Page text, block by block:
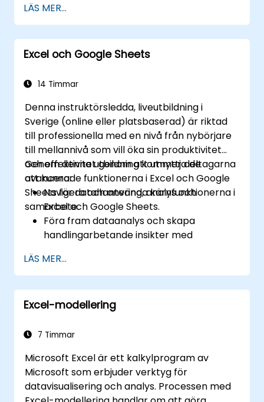
dataanalys.
Skapa och hantera pivottabeller och
diagram för datavisualisering.
Använd verktyg som Power Query, Power
Automatisera uppgifter med hjälp av
arbetsflöden.
LÄS MER...
Excel och Google Sheets
14 Timmar
Denna instruktörsledda, liveutbildning i
Sverige (online eller platsbaserad) är riktad
till professionella med en nivå från nybörjare
till mellannivå som vill öka sin produktivitet
och effektivitet genom att utnyttja de
avancerade funktionerna i Excel och Google
Sheets för datahantering, analys och
samarbete.
Genom denna utbildning kommer deltagarna
att kunna:
Navigera och använda kärnfunktionerna i
Excel och Google Sheets.
Föra fram dataanalys och skapa
handlingarbetande insikter med
Samarbeta i realtid med Google Sheets
för smidigt teamarbete.
Skapa återanvändbara mallar för
rapportering, spårning och
LÄS MER...
Excel-modellering
7 Timmar
Microsoft Excel är ett kalkylprogram av
Microsoft som erbjuder verktyg för
datavisualisering och analys. Processen med